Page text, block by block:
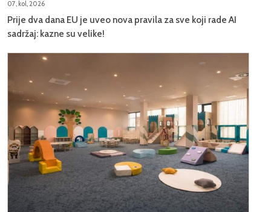
07, kol, 2026
Prije dva dana EU je uveo nova pravila za sve koji rade AI
sadržaj: kazne su velike!